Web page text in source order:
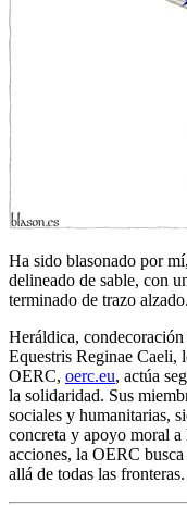
Ha sido blasonado por
delineado de sable, con
terminado de trazo alzado.
Heráldica,
Equestris Reginae Caeli,
OERC, oerc.eu, actúa
la solidaridad. Sus
sociales y humanitarias,
concreta y apoyo moral a
acciones, la OERC
allá de todas las fronteras.